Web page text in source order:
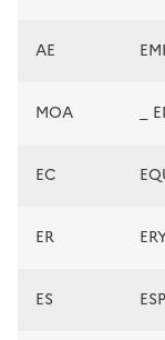
AE
MOA _
EC
ER
ES